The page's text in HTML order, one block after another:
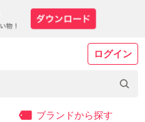
ログイン
ブランドから探す